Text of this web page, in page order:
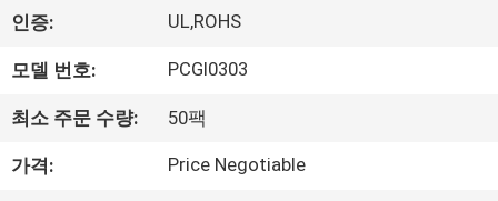
영
상
회
사
인증: UL,ROHS
모델 번호: PCGI0303
최소 주문 수량: 50팩
가격: Price Negotiable